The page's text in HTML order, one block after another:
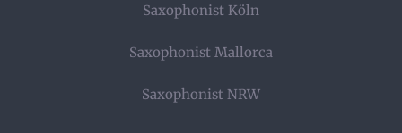
Saxophonist Köln
Saxophonist Mallorca
Saxophonist NRW